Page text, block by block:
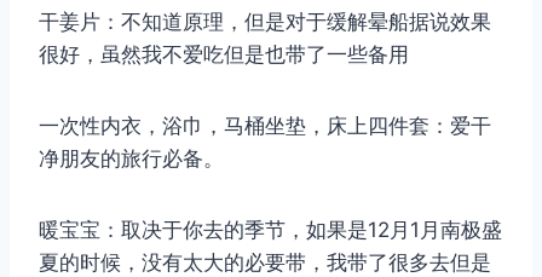
干姜片：不知道原理，但是对于缓解晕船据说效果
很好，虽然我不爱吃但是也带了一些备用
一次性内衣，浴巾，马桶坐垫，床上四件套：爱干
净朋友的旅行必备。
暖宝宝：取决于你去的季节，如果是12月1月南极盛
夏的时候，没有太大的必要带，我带了很多去但是